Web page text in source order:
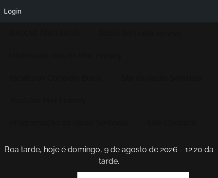
Boa tarde, hoje é domingo, 9 de agosto de 2026 - 12:20 da
tarde.
Login